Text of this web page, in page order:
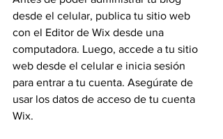
desde el celular, publica tu sitio web
con el Editor de Wix desde una
computadora. Luego, accede a tu sitio
web desde el celular e inicia sesión
para entrar a tu cuenta. Asegúrate de
usar los datos de acceso de tu cuenta
Wix.